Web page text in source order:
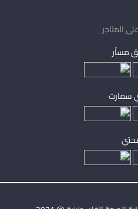
المتاجر
مساْر
سمارت